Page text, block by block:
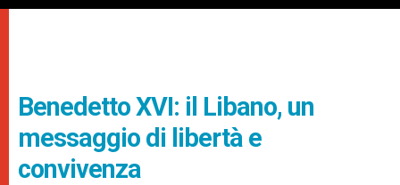
Benedetto XVI: il Libano, un
messaggio di libertà e
convivenza